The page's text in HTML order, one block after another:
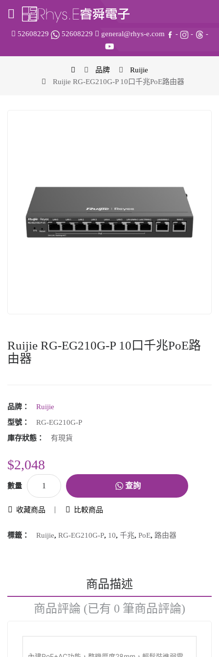
52608229 52608229 general@rhys-e.com - - -
品牌
Ruijie
Ruijie RG-EG210G-P 10口千兆PoE路由器
Ruijie RG-EG210G-P 10口千兆PoE路
由器
品牌：
Ruijie
型號：
RG-EG210G-P
庫存狀態：
有現貨
$2,048
數量 查詢
收藏商品 比較商品
標籤： Ruijie, RG-EG210G-P, 10, 千兆, PoE, 路由器
商品描述
商品評論 (已有 0 筆商品評論)